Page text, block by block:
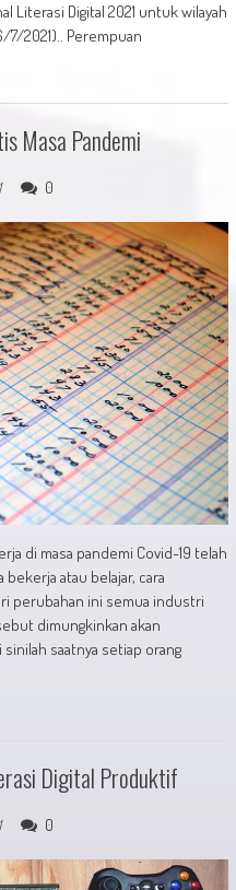
Literasi Digital 2021 untuk wilayah
7/2021).. Perempuan
Masa Pandemi
0
di masa pandemi Covid-19 telah
atau belajar, cara
perubahan ini semua industri
dimungkinkan akan
saatnya setiap orang
Digital Produktif
0